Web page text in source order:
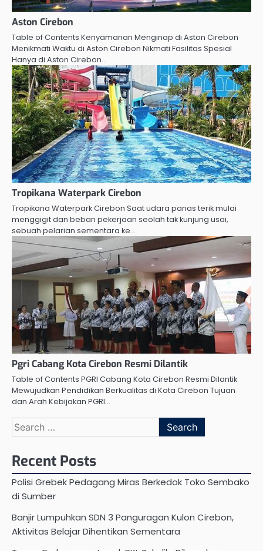
Aston Cirebon
Table of Contents Kenyamanan Menginap di Aston Cirebon
Menikmati Waktu di Aston Cirebon Nikmati Fasilitas Spesial
Hanya di Aston Cirebon…
Tropikana Waterpark Cirebon
Tropikana Waterpark Cirebon Saat udara panas terik mulai
menggigit dan beban pekerjaan seolah tak kunjung usai,
sebuah pelarian sementara ke…
Pgri Cabang Kota Cirebon Resmi Dilantik
Table of Contents PGRI Cabang Kota Cirebon Resmi Dilantik
Mewujudkan Pendidikan Berkualitas di Kota Cirebon Tujuan
dan Arah Kebijakan PGRI…
Search
for:
Recent Posts
Polisi Grebek Pedagang Miras Berkedok Toko Sembako
di Sumber
Banjir Lumpuhkan SDN 3 Panguragan Kulon Cirebon,
Aktivitas Belajar Dihentikan Sementara